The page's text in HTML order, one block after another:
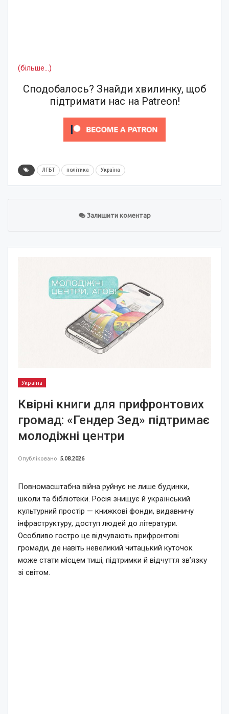
(більше…)
Сподобалось? Знайди хвилинку, щоб
підтримати нас на Patreon!
ЛГБТ політика Україна
Залишити коментар
Україна
Квірні книги для прифронтових
громад: «Гендер Зед» підтримає
молодіжні центри
Опубліковано 5.08.2026
Повномасштабна війна руйнує не лише будинки,
школи та бібліотеки. Росія знищує й український
культурний простір — книжкові фонди, видавничу
інфраструктуру, доступ людей до літератури.
Особливо гостро це відчувають прифронтові
громади, де навіть невеликий читацький куточок
може стати місцем тиші, підтримки й відчуття зв’язку
зі світом.